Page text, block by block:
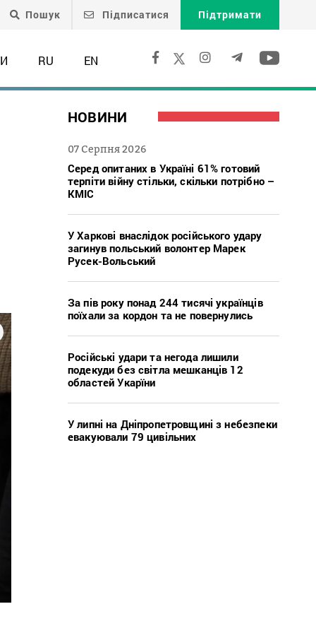
Пошук Підписатися Підтримати
RU EN
НОВИНИ
07 Серпня 2026
Серед опитаних в Україні 61% готовий
терпіти війну стільки, скільки потрібно –
КМІС
У Харкові внаслідок російського удару
загинув польський волонтер Марек
Русек-Вольський
За пів року понад 244 тисячі українців
поїхали за кордон та не повернулись
Російські удари та негода лишили
подекуди без світла мешканців 12
областей Укарїни
У липні на Дніпропетровщині з небезпеки
евакуювали 79 цивільних